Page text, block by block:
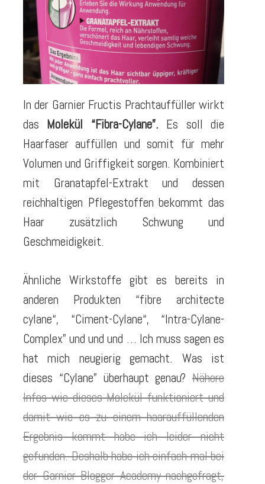
In der Garnier Fructis Prachtauffüller wirkt
das Molekül “Fibra-Cylane”. Es soll die
Haarfaser auffüllen und somit für mehr
Volumen und Griffigkeit sorgen. Kombiniert
mit Granatapfel-Extrakt und dessen
reichhaltigen Pflegestoffen bekommt das
Haar zusätzlich Schwung und
Geschmeidigkeit.
Ähnliche Wirkstoffe gibt es bereits in
anderen Produkten “fibre architecte
cylane“, “Ciment-Cylane“, “Intra-Cylane-
Complex” und und und … Ich muss sagen es
hat mich neugierig gemacht. Was ist
dieses “Cylane” überhaupt genau? Nähere
Infos wie dieses Molekül funktioniert und
damit wie es zu einem haarauffüllenden
Ergebnis kommt habe ich leider nicht
gefunden. Deshalb habe ich einfach mal bei
der Garnier Blogger Academy nachgefragt,